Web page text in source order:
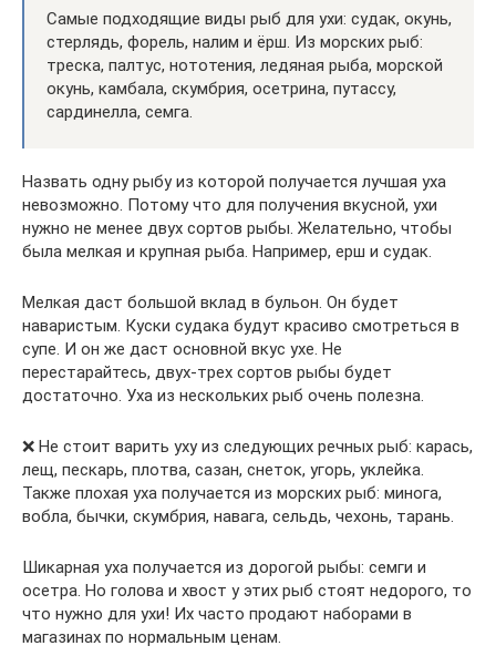
Самые подходящие виды рыб для ухи: судак, окунь,
стерлядь, форель, налим и ёрш. Из морских рыб:
треска, палтус, нототения, ледяная рыба, морской
окунь, камбала, скумбрия, осетрина, путассу,
сардинелла, семга.
Назвать одну рыбу из которой получается лучшая уха
невозможно. Потому что для получения вкусной, ухи
нужно не менее двух сортов рыбы. Желательно, чтобы
была мелкая и крупная рыба. Например, ерш и судак.
Мелкая даст большой вклад в бульон. Он будет
наваристым. Куски судака будут красиво смотреться в
супе. И он же даст основной вкус ухе. Не
перестарайтесь, двух-трех сортов рыбы будет
достаточно. Уха из нескольких рыб очень полезна.
❌ Не стоит варить уху из следующих речных рыб: карась,
лещ, пескарь, плотва, сазан, снеток, угорь, уклейка.
Также плохая уха получается из морских рыб: минога,
вобла, бычки, скумбрия, навага, сельдь, чехонь, тарань.
Шикарная уха получается из дорогой рыбы: семги и
осетра. Но голова и хвост у этих рыб стоят недорого, то
что нужно для ухи! Их часто продают наборами в
магазинах по нормальным ценам.